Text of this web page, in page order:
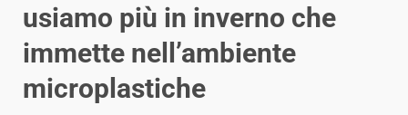
usiamo più in inverno che
immette nell’ambiente
microplastiche